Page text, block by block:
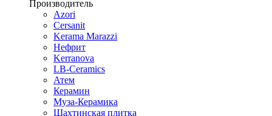
Производитель
Azori
Cersanit
Kerama Marazzi
Нефрит
Kerranova
LB-Ceramics
Атем
Керамин
Муза-Керамика
Шахтинская плитка